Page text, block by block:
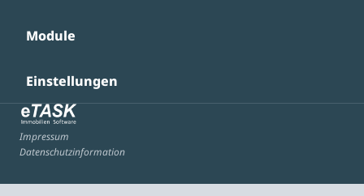
Module
Einstellungen
Impressum
Datenschutzinformation